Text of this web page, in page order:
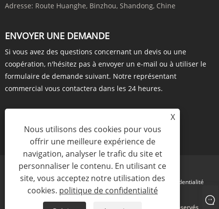
Adresse: Route Huanghe, Binzhou, Shandong, Chine
ENVOYER UNE DEMANDE
Si vous avez des questions concernant un devis ou une
coopération, n'hésitez pas à envoyer un e-mail ou à utiliser le
formulaire de demande suivant. Notre représentant
commercial vous contactera dans les 24 heures.
ENQUÊTE MAINTENANT
Links Sitemap RSS XML politique de confidentialité
Copyright © 2023 Amhwa Biopharm Co., Ltd. Tous droits réservés
X
Nous utilisons des cookies pour vous
offrir une meilleure expérience de
navigation, analyser le trafic du site et
personnaliser le contenu. En utilisant ce
site, vous acceptez notre utilisation des
cookies. politique de confidentialité